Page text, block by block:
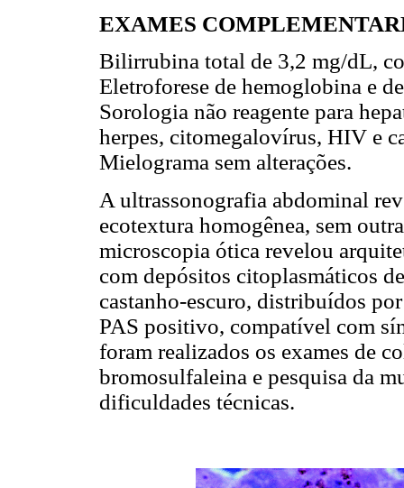
EXAMES
Bilirrubina total de 3,2 mg/dL,
Eletroforese de hemoglobina e
Sorologia não reagente para
herpes, citomegalovírus, HIV e
Mielograma sem alterações.
A ultrassonografia abdominal
ecotextura homogênea, sem
microscopia ótica revelou
com depósitos citoplasmáticos
castanho-escuro, distribuídos
PAS positivo, compatível com
foram realizados os exames de
bromosulfaleina e pesquisa da
dificuldades técnicas.